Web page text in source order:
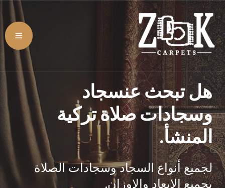
هل تبحث عنسجاد
وسجادات صلاة تركية
المنشأ.
لجميع أنواع السجاد وسجادات الصلاة